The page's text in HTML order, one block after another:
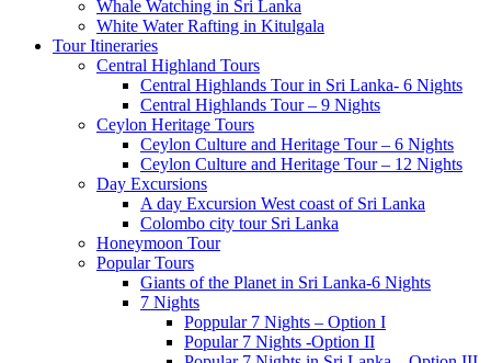
Whale Watching in Sri Lanka
White Water Rafting in Kitulgala
Tour Itineraries
Central Highland Tours
Central Highlands Tour in Sri Lanka- 6 Nights
Central Highlands Tour – 9 Nights
Ceylon Heritage Tours
Ceylon Culture and Heritage Tour – 6 Nights
Ceylon Culture and Heritage Tour – 12 Nights
Day Excursions
A day Excursion West coast of Sri Lanka
Colombo city tour Sri Lanka
Honeymoon Tour
Popular Tours
Giants of the Planet in Sri Lanka-6 Nights
7 Nights
Poppular 7 Nights – Option I
Popular 7 Nights -Option II